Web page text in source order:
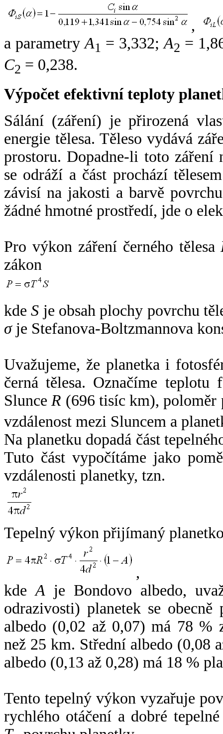
,
a parametryA1 = 3,332;A2 =
C2 = 0,238.
Výpočet efektivní teploty
Sálání (záření) je přirozená
energie tělesa. Těleso vydává
prostoru. Dopadne-li toto záření
se odráží a část prochází
závisí na jakosti a barvě
žádné hmotné prostředí, jde o
Pro výkon záření černého tělesa
zákon
kdeS je obsah plochy povrchu
σje Stefanova-Boltzmannova
Uvažujeme, že planetka i
černá tělesa. Označíme
SlunceR (696 tisíc km),
vzdálenost mezi Sluncem a
Na planetku dopadá část
Tuto část vypočítáme jako
vzdálenosti planetky, tzn.
Tepelný výkon přijímaný
,
kdeA je Bondovo albedo,
odrazivosti) planetek se
albedo (0,02 až 0,07) má 78 %
než 25 km. Střední albedo (0,08
albedo (0,13 až 0,28) má 18 %
Tento tepelný výkon vyzařuje
rychlého otáčení a dobré